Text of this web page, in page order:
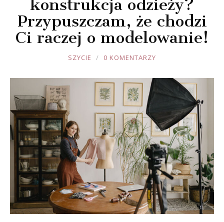
konstrukcja odzieży?
Przypuszczam, że chodzi
Ci raczej o modelowanie!
JOULE
SZYCIE 0 KOMENTARZY